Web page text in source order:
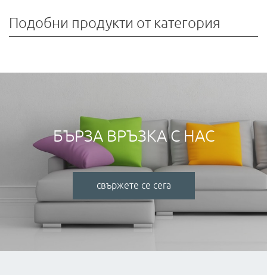
Подобни продукти от категория
БЪРЗА ВРЪЗКА С НАС
свържете се сега